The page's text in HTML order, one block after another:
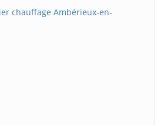
chauffage Ambérieux-en-